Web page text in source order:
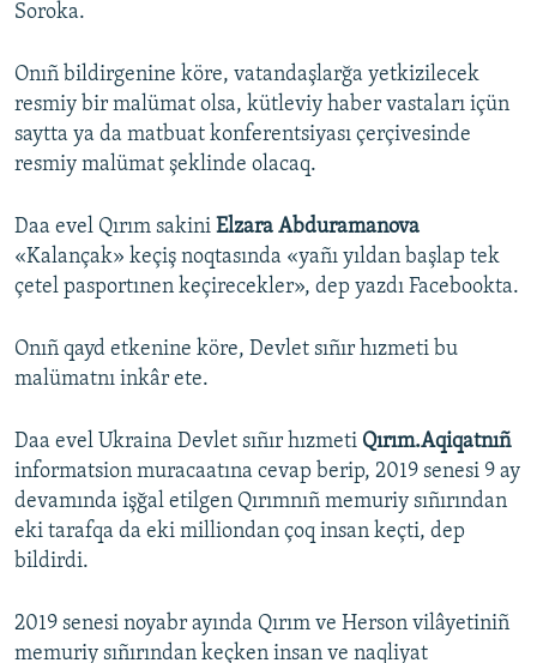
Soroka.
Onıñ bildirgenine köre, vatandaşlarğa yetkizilecek
resmiy bir malümat olsa, kütleviy haber vastaları içün
saytta ya da matbuat konferentsiyası çerçivesinde
resmiy malümat şeklinde olacaq.
Daa evel Qırım sakini Elzara Abduramanova
«Kalançak» keçiş noqtasında «yañı yıldan başlap tek
çetel pasportınen keçirecekler», dep yazdı Facebookta.
Onıñ qayd etkenine köre, Devlet sıñır hızmeti bu
malümatnı inkâr ete.
Daa evel Ukraina Devlet sıñır hızmeti Qırım.Aqiqatnıñ
informatsion muracaatına cevap berip, 2019 senesi 9 ay
devamında işğal etilgen Qırımnıñ memuriy sıñırından
eki tarafqa da eki milliondan çoq insan keçti, dep
bildirdi.
2019 senesi noyabr ayında Qırım ve Herson vilâyetiniñ
memuriy sıñırından keçken insan ve naqliyat